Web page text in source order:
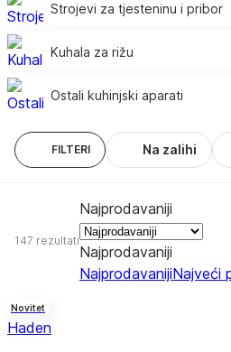
Strojevi za tjesteninu i pribor
Kuhala za rižu
Ostali kuhinjski aparati
FILTERI Na zalihi
147 rezultati
Najprodavaniji
Najprodavaniji
NajprodavanijiNajveći
Novitet
Haden